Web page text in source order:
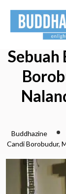
Sebuah
Buddhazine
Candi Borobudur,